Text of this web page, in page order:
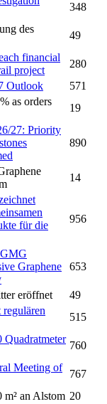
348
des
49
financial
project
280
Outlook
571
as orders
19
27: Priority
890
14
für die
956
Graphene
653
eröffnet
49
regulären
515
Quadratmeter
760
Meeting of
767
an Alstom 20